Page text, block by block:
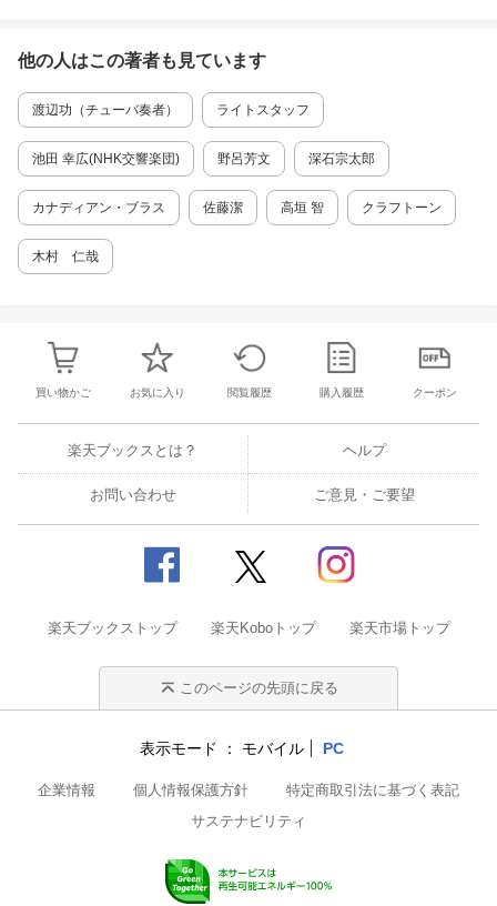
他の人はこの著者も見ています
渡辺功（チューバ奏者） ライトスタッフ
池田 幸広(NHK交響楽団) 野呂芳文 深石宗太郎
カナディアン・ブラス 佐藤潔 高垣 智 クラフトーン
木村 仁哉
買い物かご お気に入り 閲覧履歴 購入履歴 クーポン
楽天ブックスとは？ ヘルプ
お問い合わせ ご意見・ご要望
楽天ブックストップ 楽天Koboトップ 楽天市場トップ
このページの先頭に戻る
表示モード モバイル PC
企業情報 個人情報保護方針
特定商取引法に基づく表記
サステナビリティ